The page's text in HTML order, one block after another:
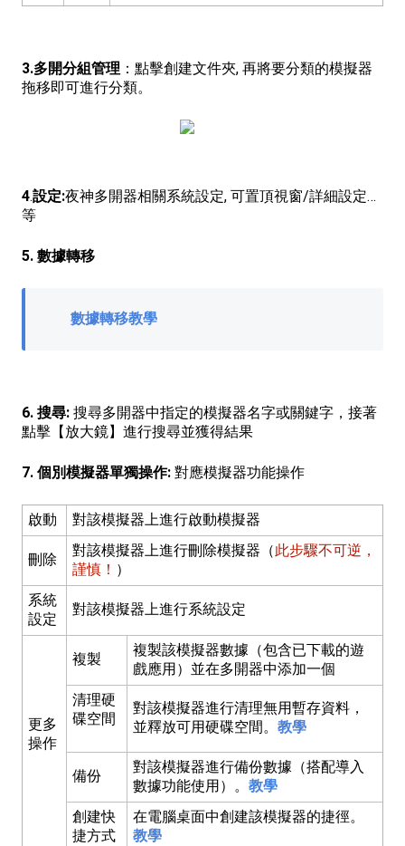
3.多開分組管理 ：點擊創建文件夾, 再將要分類的模擬器
拖移即可進行分類。
4.設定:夜神多開器相關系統設定, 可置頂視窗/詳細設定…
等
5. 數據轉移
數據轉移教學
6. 搜尋: 搜尋多開器中指定的模擬器名字或關鍵字，接著
點擊【放大鏡】進行搜尋並獲得結果
7. 個別模擬器單獨操作: 對應模擬器功能操作
啟動 對該模擬器上進行啟動模擬器
刪除
對該模擬器上進行刪除模擬器（此步驟不可逆，
謹慎！ ）
系統
設定
對該模擬器上進行系統設定
更多
操作
複製
複製該模擬器數據（包含已下載的遊
戲應用）並在多開器中添加一個
清理硬
碟空間
對該模擬器進行清理無用暫存資料，
並釋放可用硬碟空間。教學
備份
對該模擬器進行備份數據（搭配導入
數據功能使用）。教學
創建快
捷方式
在電腦桌面中創建該模擬器的捷徑。
教學